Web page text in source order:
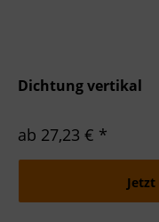
Dichtung vertikal
ab 27,23 € *